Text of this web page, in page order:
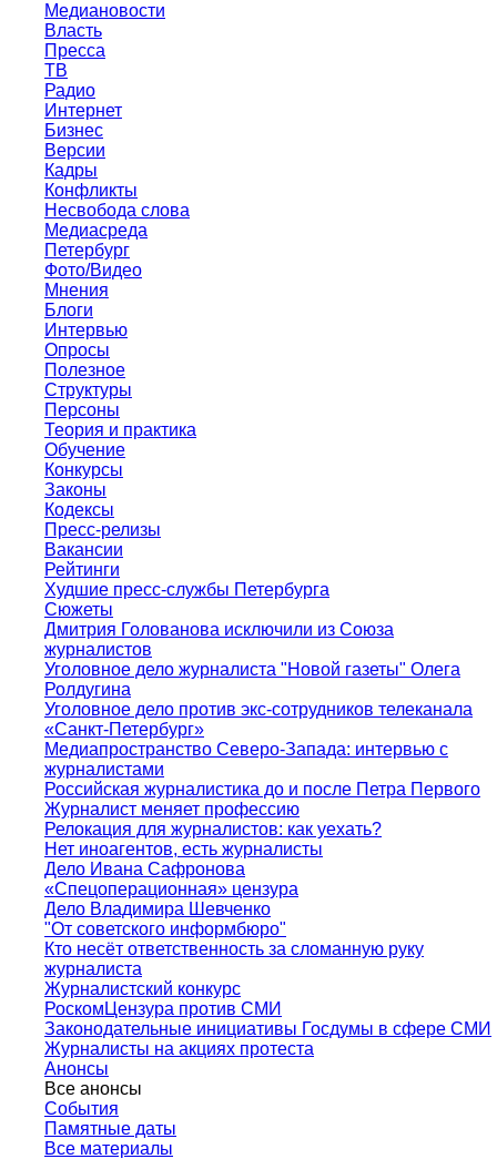
Медиановости
Власть
Пресса
ТВ
Радио
Интернет
Бизнес
Версии
Кадры
Конфликты
Несвобода слова
Медиасреда
Петербург
Фото/Видео
Мнения
Блоги
Интервью
Опросы
Полезное
Структуры
Персоны
Теория и практика
Обучение
Конкурсы
Законы
Кодексы
Пресс-релизы
Вакансии
Рейтинги
Худшие пресс-службы Петербурга
Сюжеты
Дмитрия Голованова исключили из Союза
журналистов
Уголовное дело журналиста "Новой газеты" Олега
Ролдугина
Уголовное дело против экс-сотрудников телеканала
«Санкт-Петербург»
Медиапространство Северо-Запада: интервью с
журналистами
Российская журналистика до и после Петра Первого
Журналист меняет профессию
Релокация для журналистов: как уехать?
Нет иноагентов, есть журналисты
Дело Ивана Сафронова
«Спецоперационная» цензура
Дело Владимира Шевченко
"От советского информбюро"
Кто несёт ответственность за сломанную руку
журналиста
Журналистский конкурс
РоскомЦензура против СМИ
Законодательные инициативы Госдумы в сфере СМИ
Журналисты на акциях протеста
Анонсы
Все анонсы
События
Памятные даты
Все материалы